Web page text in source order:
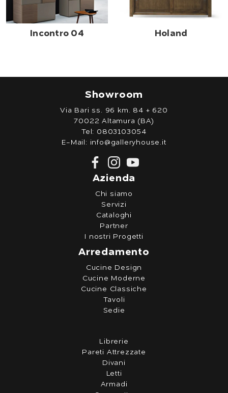
Incontro 04 Holand
Showroom
Via Bari ss. 96 km. 84 + 620
70022 Altamura (BA)
Tel: 0803103054
E-Mail: info@galleryhouse.it
Azienda
Chi siamo
Servizi
Cataloghi
Partner
I nostri Progetti
Arredamento
Cucine Design
Cucine Moderne
Cucine Classiche
Tavoli
Sedie
Librerie
Pareti Attrezzate
Divani
Letti
Armadi